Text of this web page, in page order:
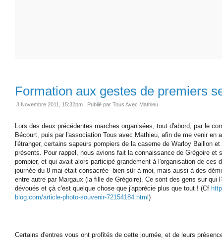
Formation aux gestes de premiers
3 Novembre 2011, 15:32pm | Publié par Tous Avec Mathieu
Lors des deux précédentes marches organisées, tout d'abord, par le
Bécourt, puis par l'association Tous avec Mathieu, afin de me venir en
l'étranger, certains sapeurs pompiers de la caserne de Warloy Baillon
présents. Pour rappel, nous avions fait la connaissance de Grégoire et
pompier, et qui avait alors participé grandement à l'organisation de ces
journée du 8 mai était consacrée bien sûr à moi, mais aussi à des
entre autre par Margaux (la fille de Grégoire). Ce sont des gens sur qui
dévoués et çà c'est quelque chose que j'apprécie plus que tout ! (Cf
blog.com/article-photo-souvenir-72154184.html)
Certains d'entres vous ont profités de cette journée, et de leurs